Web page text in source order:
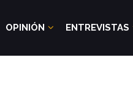
OPINIÓN ENTREVISTAS